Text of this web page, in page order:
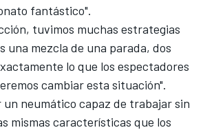
fantástico".
tuvimos muchas estrategias
una mezcla de una parada, dos
lo que los espectadores
cambiar esta situación".
un neumático capaz de trabajar sin
mismas características que los